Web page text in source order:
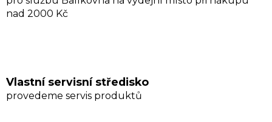
s
nad 2000 Kč
Vlastní servisní středisko
provedeme servis produktů